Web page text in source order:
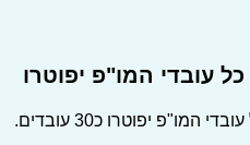
עובדי המו"פ יפוטרו
המו"פ יפוטרו כ30 עובדים.